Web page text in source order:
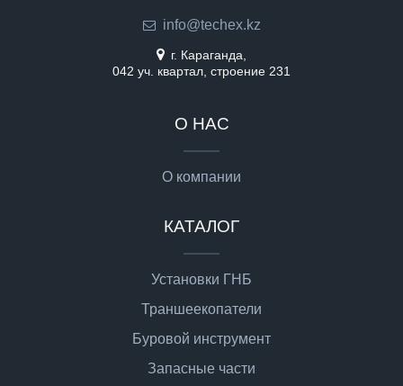
info@techex.kz
г. Караганда,
042 уч. квартал, строение 231
О НАС
О компании
КАТАЛОГ
Установки ГНБ
Траншеекопатели
Буровой инструмент
Запасные части